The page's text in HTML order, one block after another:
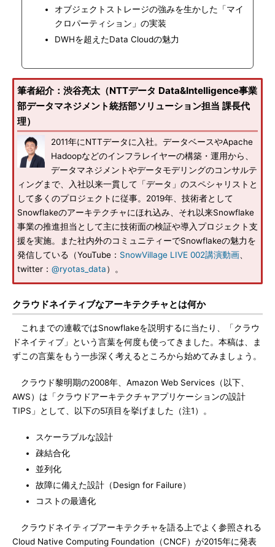
オブジェクトストレージの強みを生かした「マイ
クロパーティション」の実装
DWHを超えたData Cloudの魅力
筆者紹介：渋谷亮太（NTTデータ Data&Intelligence事業
部データマネジメント統括部ソリューション担当 課長代
理）
2011年にNTTデータに入社。データベースやApache
Hadoopなどのインフラレイヤーの構築・運用から、
データマネジメントやデータモデリングのコンサルテ
ィングまで、入社以来一貫して「データ」のスペシャリストと
して多くのプロジェクトに従事。2019年、技術者として
Snowflakeのアーキテクチャにほれ込み、それ以来Snowflake
事業の推進担当として主に技術面の検証や導入プロジェクト支
援を実施。また社内外のコミュニティーでSnowflakeの魅力を
発信している（YouTube： SnowVillage LIVE 002講演動画
twitter： @ryotas_data）。
クラウドネイティブなアーキテクチャとは何か
これまでの連載ではSnowflakeを説明するに当たり、「クラウ
ドネイティブ」という言葉を何度も使ってきました。本稿は、ま
ずこの言葉をもう一歩深く考えるところから始めてみましょう。
クラウド黎明期の2008年、Amazon Web Services（以下、
AWS）は「クラウドアーキテクチャアプリケーションの設計
TIPS」として、以下の5項目を挙げました（注1）。
スケーラブルな設計
疎結合化
並列化
故障に備えた設計（Design for Failure）
コストの最適化
クラウドネイティブアーキテクチャを語る上でよく参照される
Cloud Native Computing Foundation（CNCF）が2015年に発表